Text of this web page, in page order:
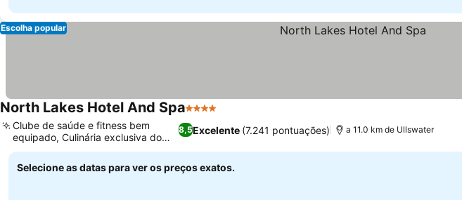
Escolha popular
North Lakes Hotel And Spa4 Estrelas
8,5Excelente (7.241 pontuações)
Clube de saúde e fitness bem
equipado, Culinária exclusiva do
FYR Grill
a 11.0 km de Ullswater
Selecione as datas para ver os preços exatos.